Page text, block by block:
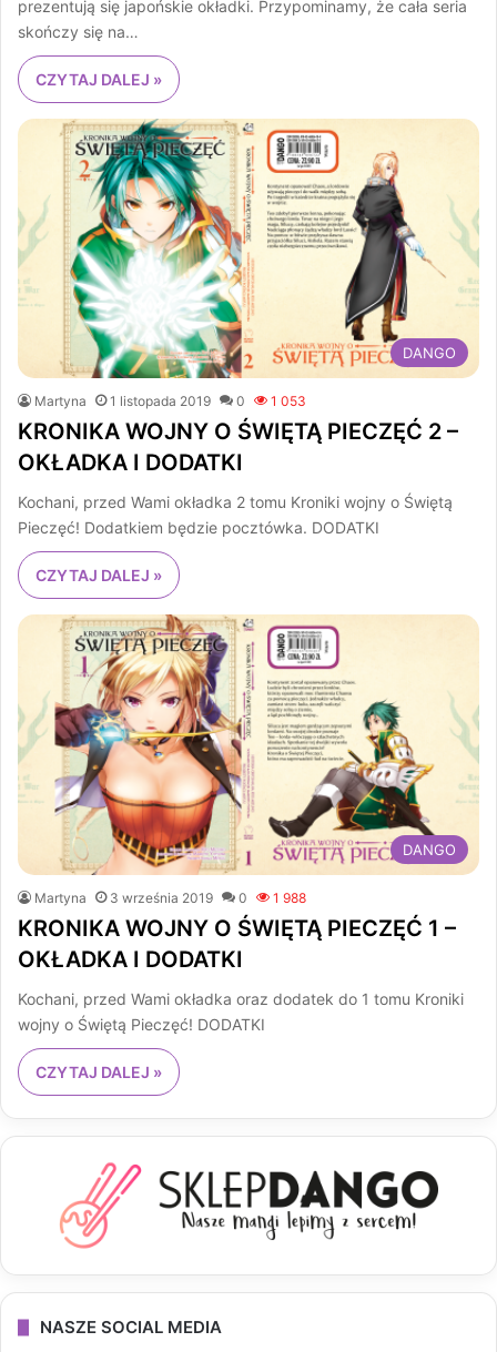
prezentują się japońskie okładki. Przypominamy, że cała seria
skończy się na…
CZYTAJ DALEJ »
DANGO
Martyna 1 listopada 2019 0 1 053
KRONIKA WOJNY O ŚWIĘTĄ PIECZĘĆ 2 –
OKŁADKA I DODATKI
Kochani, przed Wami okładka 2 tomu Kroniki wojny o Świętą
Pieczęć! Dodatkiem będzie pocztówka. DODATKI
CZYTAJ DALEJ »
DANGO
Martyna 3 września 2019 0 1 988
KRONIKA WOJNY O ŚWIĘTĄ PIECZĘĆ 1 –
OKŁADKA I DODATKI
Kochani, przed Wami okładka oraz dodatek do 1 tomu Kroniki
wojny o Świętą Pieczęć! DODATKI
CZYTAJ DALEJ »
NASZE SOCIAL MEDIA